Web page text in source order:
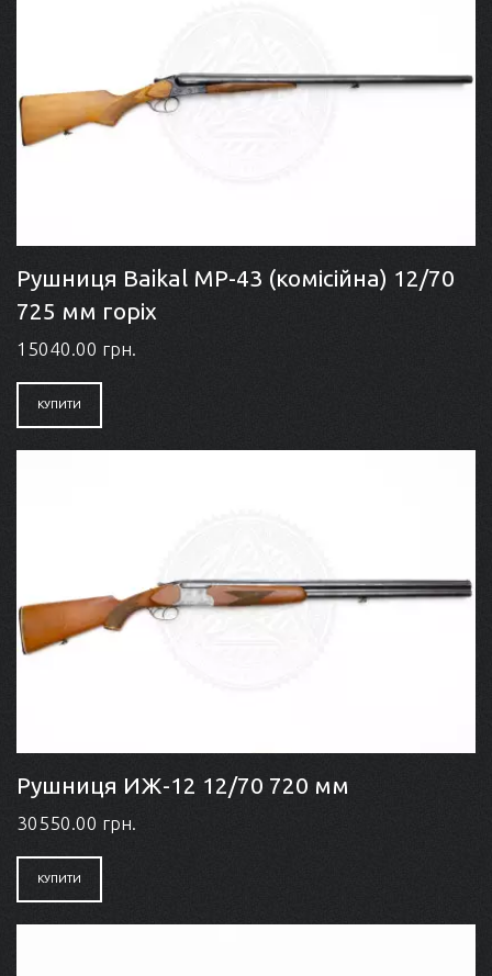
Рушниця Baikal MP-43 (комісійна) 12/70
725 мм горіх
15040.00 грн.
КУПИТИ
Рушниця ИЖ-12 12/70 720 мм
30550.00 грн.
КУПИТИ